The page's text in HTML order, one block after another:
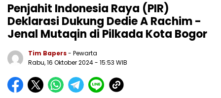
Penjahit Indonesia Raya (PIR)
Deklarasi Dukung Dedie A Rachim -
Jenal Mutaqin di Pilkada Kota Bogor
Tim Bapers- Pewarta
Rabu, 16 Oktober 2024- 15:53 WIB